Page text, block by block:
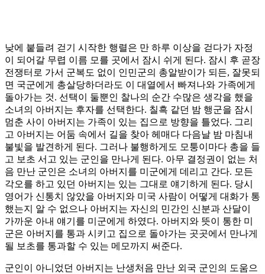
낮에 붙들려 걷기 시작한 행렬은 만 하루 이상을 걷다가 자정
이 되어갈 무렵 이름 모를 곳에서 잠시 쉬게 된다. 잠시 후 곧장
전쟁터로 가서 군복도 없이 인민군의 총알받이가 되든, 잘못되
면 국군에게 총살당하더라도 이 대열에서 빠져나와 가족에게
돌아가는 것. 선택이 둘뿐인 찰나의 순간 수많은 생각을 했을
소녀의 아버지는 후자를 선택한다. 칠흑 같던 밤 행군을 잠시
멈춘 사이 아버지는 가족이 있는 집으로 방향을 틀었다. 그리
고 아버지는 어둠 속에서 길을 찾아 헤매다 다음날 밤 마침내
불빛을 발견하게 된다. 그러나 불행하게도 모퉁이마다 총을 들
고 보초 서고 있는 군인을 만나게 된다. 아무 결정권이 없는 처
음 만난 군인은 소녀의 아버지를 미군에게 데리고 간다. 모든
각오를 하고 있던 아버지는 있는 그대로 얘기하게 된다. 당시
영어가 신통치 않았을 아버지와 미국 사람이 어떻게 대화가 통
했는지 알 수 없으나 아버지는 자신의 민간인 신분과 산달이
가까운 아내 얘기를 미군에게 하였다. 아버지와 뜻이 통한 미
군은 아버지를 통과 시키고 집으로 돌아가는 곳곳에서 만나게
될 보초를 통과할 수 있는 메모까지 써준다.
군인이 아니었던 아버지는 난생처음 만난 외국 군인의 도움으